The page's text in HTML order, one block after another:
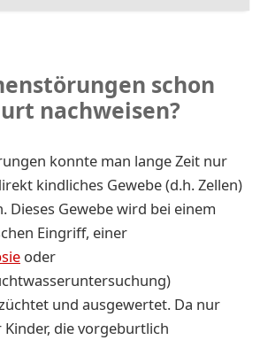
schon
nachweisen?
konnte man lange Zeit nur
kindliches Gewebe (d.h. Zellen)
Dieses Gewebe wird bei einem
Eingriff, einer
oder
und ausgewertet. Da nur
die vorgeburtlich